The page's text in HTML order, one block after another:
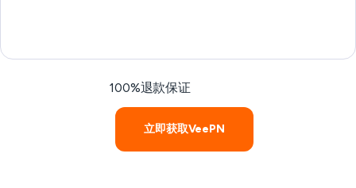
100%退款保证
立即获取VeePN